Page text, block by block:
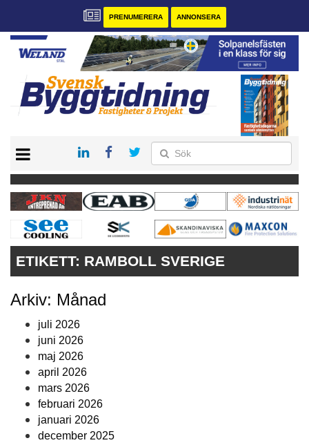
PRENUMERERA ANNONSERA
PRENUMERERA
VÅRA ANDRA MAGASIN
ANNONSERA
KONTAKT
ETIKETT: RAMBOLL SVERIGE
Arkiv: Månad
juli 2026
juni 2026
maj 2026
april 2026
mars 2026
februari 2026
januari 2026
december 2025